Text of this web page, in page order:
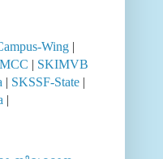
Wing |
| SKIMVB
| SKSSF-State |
|